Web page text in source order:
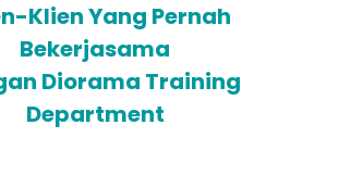
Klien Yang Pernah
Bekerjasama
Diorama Training
Department